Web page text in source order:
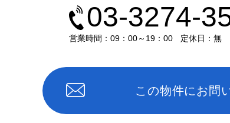
03-3274-
営業時間：09：00～19：00 定休日：無
この物件にお問